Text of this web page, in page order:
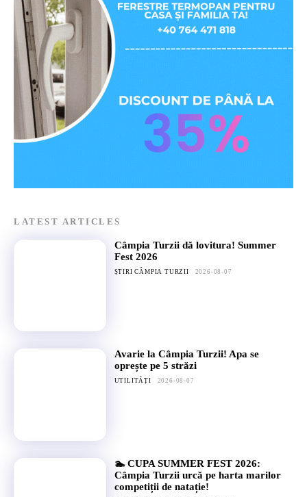
LATEST ARTICLES
Câmpia Turzii dă lovitura! Summer
Fest 2026
ȘTIRI CÂMPIA TURZII 2026-08-07
Avarie la Câmpia Turzii! Apa se
oprește pe 5 străzi
UTILITĂȚI 2026-08-07
🏊 CUPA SUMMER FEST 2026:
Câmpia Turzii urcă pe harta marilor
competiții de natație!